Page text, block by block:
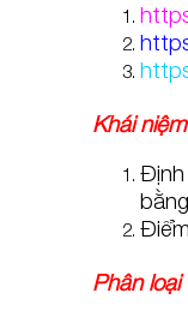
Khái
Định
Phân